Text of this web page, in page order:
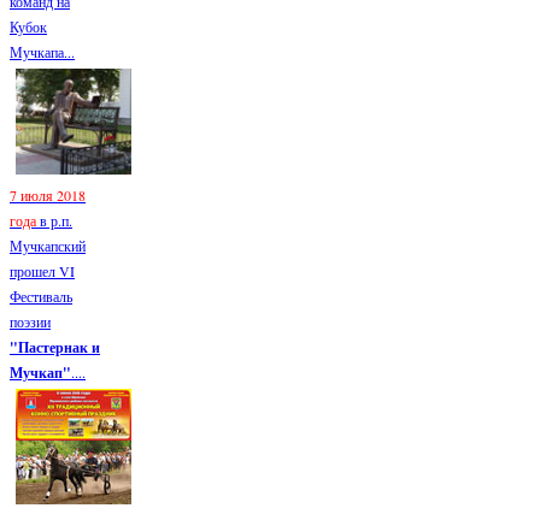
Кубок
Мучкапа...
7 июля 2018
годав р.п.
Мучкапский
прошел VI
Фестиваль
поэзии
"Пастернак и
Мучкап"....